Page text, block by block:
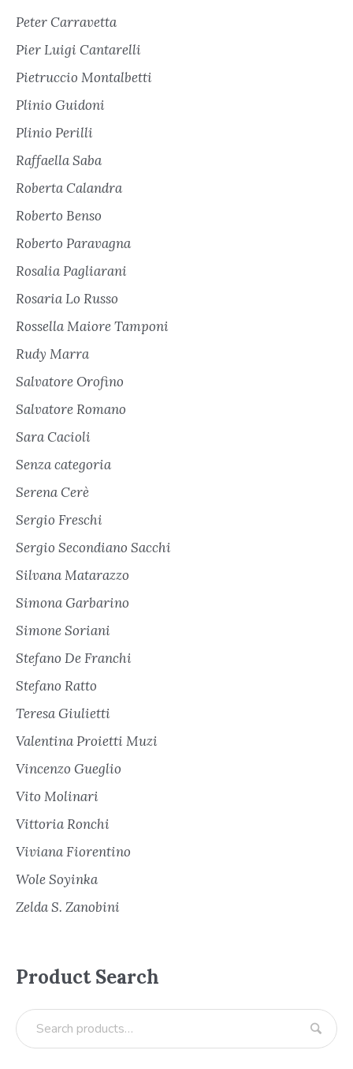
Peter Carravetta
Pier Luigi Cantarelli
Pietruccio Montalbetti
Plinio Guidoni
Plinio Perilli
Raffaella Saba
Roberta Calandra
Roberto Benso
Roberto Paravagna
Rosalia Pagliarani
Rosaria Lo Russo
Rossella Maiore Tamponi
Rudy Marra
Salvatore Orofino
Salvatore Romano
Sara Cacioli
Senza categoria
Serena Cerè
Sergio Freschi
Sergio Secondiano Sacchi
Silvana Matarazzo
Simona Garbarino
Simone Soriani
Stefano De Franchi
Stefano Ratto
Teresa Giulietti
Valentina Proietti Muzi
Vincenzo Gueglio
Vito Molinari
Vittoria Ronchi
Viviana Fiorentino
Wole Soyinka
Zelda S. Zanobini
Product Search